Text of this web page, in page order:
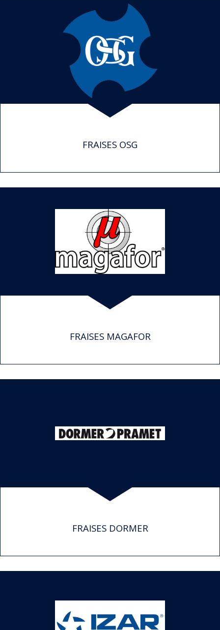
FRAISES OSG
FRAISES MAGAFOR
FRAISES DORMER